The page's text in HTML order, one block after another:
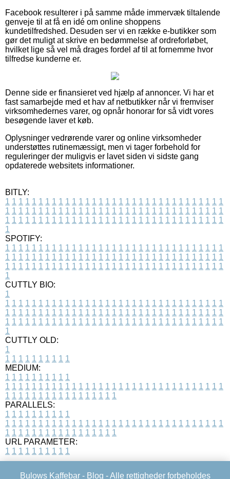
Facebook resulterer i på samme måde immervæk tiltalende
genveje til at få en idé om online shoppens
kundetilfredshed. Desuden ser vi en række e-butikker som
gør det muligt at skrive en bedømmelse af ordreforløbet,
hvilket lige så vel må drages fordel af til at fornemme hvor
tilfredse kunderne er.
Denne side er finansieret ved hjælp af annoncer. Vi har et
fast samarbejde med et hav af netbutikker når vi fremviser
virksomhedernes varer, og opnår honorar for så vidt vores
besøgende laver et køb.
Oplysninger vedrørende varer og online virksomheder
understøttes rutinemæssigt, men vi tager forbehold for
reguleringer der muligvis er lavet siden vi sidste gang
opdaterede websitets informationer.
BITLY:
1 1 1 1 1 1 1 1 1 1 1 1 1 1 1 1 1 1 1 1 1 1 1 1 1 1 1 1 1 1 1 1 1
1 1 1 1 1 1 1 1 1 1 1 1 1 1 1 1 1 1 1 1 1 1 1 1 1 1 1 1 1 1 1 1 1
1 1 1 1 1 1 1 1 1 1 1 1 1 1 1 1 1 1 1 1 1 1 1 1 1 1 1 1 1 1 1 1 1
1
SPOTIFY:
1 1 1 1 1 1 1 1 1 1 1 1 1 1 1 1 1 1 1 1 1 1 1 1 1 1 1 1 1 1 1 1 1
1 1 1 1 1 1 1 1 1 1 1 1 1 1 1 1 1 1 1 1 1 1 1 1 1 1 1 1 1 1 1 1 1
1 1 1 1 1 1 1 1 1 1 1 1 1 1 1 1 1 1 1 1 1 1 1 1 1 1 1 1 1 1 1 1 1
1
CUTTLY BIO:
1
1 1 1 1 1 1 1 1 1 1 1 1 1 1 1 1 1 1 1 1 1 1 1 1 1 1 1 1 1 1 1 1 1
1 1 1 1 1 1 1 1 1 1 1 1 1 1 1 1 1 1 1 1 1 1 1 1 1 1 1 1 1 1 1 1 1
1 1 1 1 1 1 1 1 1 1 1 1 1 1 1 1 1 1 1 1 1 1 1 1 1 1 1 1 1 1 1 1 1
1
CUTTLY OLD:
1
1 1 1 1 1 1 1 1 1 1
MEDIUM:
1 1 1 1 1 1 1 1 1 1
1 1 1 1 1 1 1 1 1 1 1 1 1 1 1 1 1 1 1 1 1 1 1 1 1 1 1 1 1 1 1 1 1
1 1 1 1 1 1 1 1 1 1 1 1 1 1 1 1 1
PARALLELS:
1 1 1 1 1 1 1 1 1 1
1 1 1 1 1 1 1 1 1 1 1 1 1 1 1 1 1 1 1 1 1 1 1 1 1 1 1 1 1 1 1 1 1
1 1 1 1 1 1 1 1 1 1 1 1 1 1 1 1 1
URL PARAMETER:
1 1 1 1 1 1 1 1 1 1
Bulows Kaffebar - Blog - Alle rettigheder forbeholdes